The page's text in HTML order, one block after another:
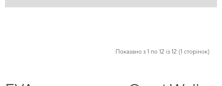
Показано з 1 по 12 із 12 (1 сторінок)